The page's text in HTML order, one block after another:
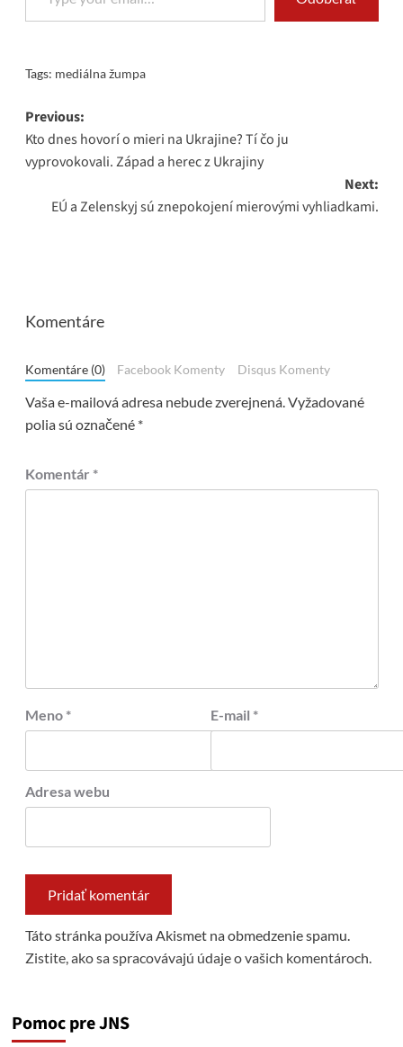
Tags: mediálna žumpa
Post
navigation
Previous:
Kto dnes hovorí o mieri na Ukrajine? Tí čo ju
vyprovokovali. Západ a herec z Ukrajiny
Next:
EÚ a Zelenskyj sú znepokojení mierovými vyhliadkami.
Komentáre
Komentáre (0) Facebook Komenty Disqus Komenty
Vaša e-mailová adresa nebude zverejnená.Vyžadované
polia sú označené *
Komentár *
Meno * E-mail *
Adresa webu
Táto stránka používa Akismet na obmedzenie spamu.
Zistite, ako sa spracovávajú údaje o vašich komentároch.
Pomoc pre JNS